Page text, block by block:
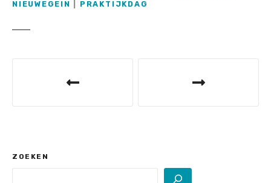
NIEUWEGEIN
PRAKTIJKDAG
c
ZOEKEN